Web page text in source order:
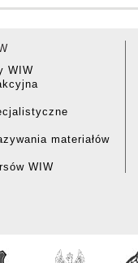
WIW
materiałów
WIW